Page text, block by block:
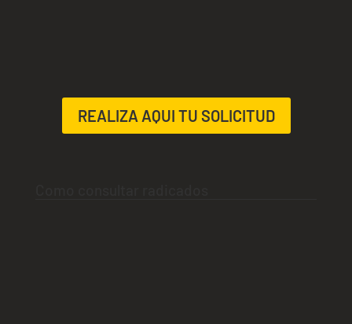
REALIZA AQUI TU SOLICITUD